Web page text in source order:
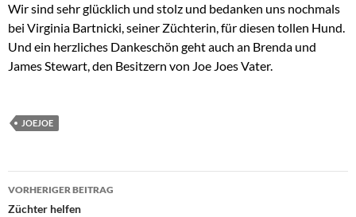
Wir sind sehr glücklich und stolz und bedanken uns nochmals
bei Virginia Bartnicki, seiner Züchterin, für diesen tollen Hund.
Und ein herzliches Dankeschön geht auch an Brenda und
James Stewart, den Besitzern von Joe Joes Vater.
JOEJOE
Beitragsnavigation
VORHERIGER BEITRAG
Züchter helfen